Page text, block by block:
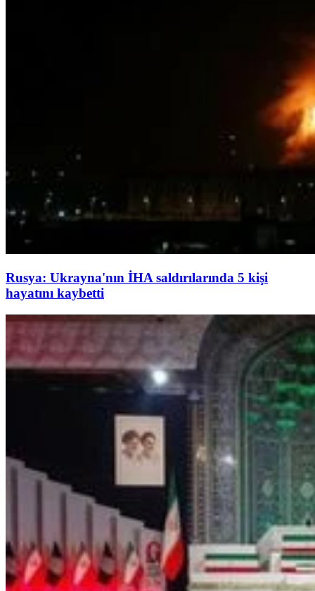
Rusya: Ukrayna'nın İHA saldırılarında 5 kişi
hayatını kaybetti